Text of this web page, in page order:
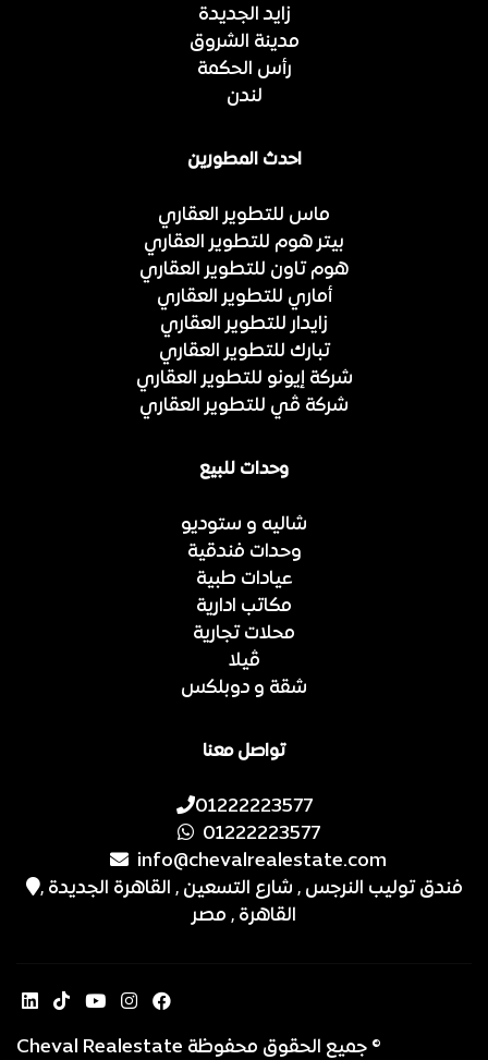
زايد الجديدة
مدينة الشروق
رأس الحكمة
لندن
احدث المطورين
ماس للتطوير العقاري
بيتر هوم للتطوير العقاري
هوم تاون للتطوير العقاري
أماري للتطوير العقاري
زايدار للتطوير العقاري
تبارك للتطوير العقاري
شركة إيونو للتطوير العقاري
شركة ڤي للتطوير العقاري
وحدات للبيع
شاليه و ستوديو
وحدات فندقية
عيادات طبية
مكاتب ادارية
محلات تجارية
ڤيلا
شقة و دوبلكس
تواصل معنا
01222223577
01222223577
info@chevalrealestate.com
فندق توليب النرجس , شارع التسعين , القاهرة الجديدة ,
القاهرة , مصر
© جميع الحقوق محفوظة Cheval Realestate